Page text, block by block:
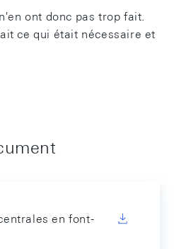
ont donc pas trop fait.
ce qui était nécessaire et
en font-